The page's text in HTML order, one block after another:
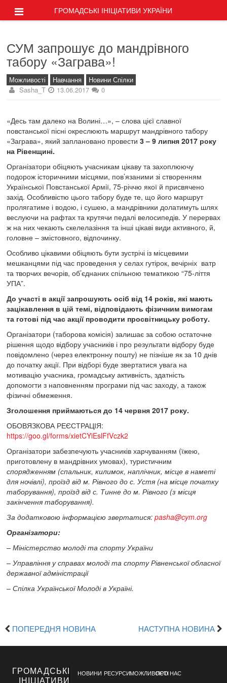
ГРОМАДСЬКІ ІНІЦІАТИВИ УКРАЇНИ
СУМ запрошує до мандрівного
табору «Заграва»!
Можливості Навчання Новини Спілки
Sasha_T 13.06.2017 0
«Десь там далеко на Волині…», – слова цієї славної
повстанської пісні окреслюють маршрут мандрівного табору
«Заграва», який заплановано провести 3 – 9 липня 2017 року
на Рівенщині.
Організатори обіцяють учасникам цікаву та захоплюючу
подорож історичними місцями, пов’язаними зі створенням
Української Повстанської Армії, 75-річчю якої й присвячено
захід. Особливістю цього табору буде те, що його маршрут
пролягатиме і водою, і сушею, а мандрівники долатимуть шлях
веслуючи на рафтах та крутячи педалі велосипедів. У перервах
ж на них чекають скелелазіння та інші цікаві види активного, й,
головне – змістовного, відпочинку.
Особливо цікавими обіцяють бути зустрічі із місцевими
мешканцями під час проведення у селах гутірок, вечірніх ватр
та творчих вечорів, об’єднаних спільною тематикою “75-ліття
УПА”.
До участі в акції запрошують осіб від 14 років, які мають
зацікавлення в цій темі, відповідають фізичним вимогам
та готові під час акції проводити просвітницьку роботу.
Організатори (таборова комісія) залишає за собою остаточне
рішення щодо відбору учасників і про результати відбору буде
повідомлено (через електронну пошту) не пізніше як за 10 днів
до початку акції. При відборі буде звертатися увага на
мотивацію учасника, громадську активність, здатність
допомогти з наповненням програми під час заходу, а також
фізичні обмеження.
Зголошення приймаються до 14 червня 2017 року.
ОБОВЯЗКОВА РЕЄСТРАЦІЯ:
https://goo.gl/forms/xietCYiEslFfVczk2
Організатори забезпечують учасників харчуванням (їжею,
приготовлену в мандрівних умовах), туристичним
спорядженням (спальник, килимок, наплічник, місце в наметі
для ночівлі), проїзд від м. Рівного до с. Устя (на місце початку
таборування), проїзд від с. Тинне до м. Рівного (з місця
закінчення таборування).
За додатковою інформацією звертатися: pasha@cym.org
Організатори:
– Міністерство молоді та спорту України
– Управління у справах молоді та спорту Рівненської обласної
державної адміністрації
– Спілка Української Молоді в Україні.
ПОПЕРЕДНЯ НОВИНА НАСТУПНА НОВИНА
ГРОМАДСЬКІ
ІНІЦІАТИВИ
НОВИНИ РЕСУРСИМОЖЛИВОСТІПРО НАС